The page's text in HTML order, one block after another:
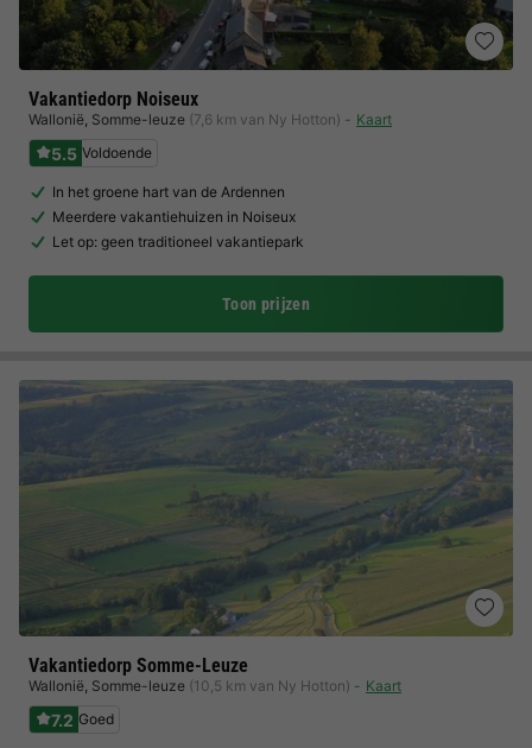
Vakantiedorp Noiseux
Wallonië, Somme-leuze (7,6 km van Ny Hotton) Kaart
5.5 Voldoende
In het groene hart van de Ardennen
Meerdere vakantiehuizen in Noiseux
Let op: geen traditioneel vakantiepark
Toon prijzen
Vakantiedorp Somme-Leuze
Wallonië, Somme-leuze (10,5 km van Ny Hotton) Kaart
7.2 Goed